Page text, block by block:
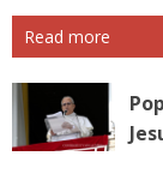
Read more